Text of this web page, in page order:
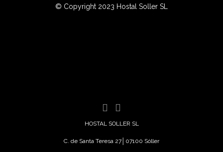
© Copyright 2023 Hostal Soller SL
HOSTAL SOLLER SL
C. de Santa Teresa 27│07100 Sóller